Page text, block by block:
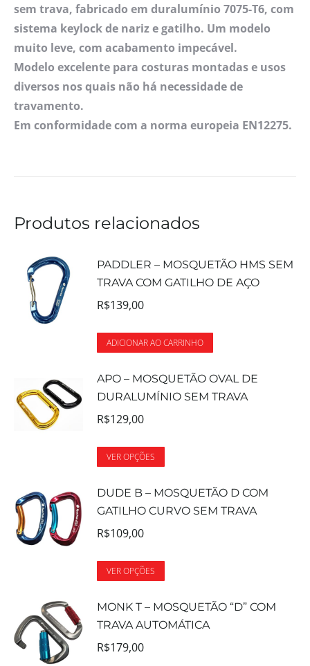
sem trava, fabricado em duralumínio 7075-T6, com
sistema keylock de nariz e gatilho. Um modelo
muito leve, com acabamento impecável.
Modelo excelente para costuras montadas e usos
diversos nos quais não há necessidade de
travamento.
Em conformidade com a norma europeia EN12275.
Produtos relacionados
PADDLER – MOSQUETÃO HMS SEM
TRAVA COM GATILHO DE AÇO
R$139,00
ADICIONAR AO CARRINHO
APO – MOSQUETÃO OVAL DE
DURALUMÍNIO SEM TRAVA
R$129,00
VER OPÇÕES
DUDE B – MOSQUETÃO D COM
GATILHO CURVO SEM TRAVA
R$109,00
VER OPÇÕES
MONK T – MOSQUETÃO “D” COM
TRAVA AUTOMÁTICA
R$179,00